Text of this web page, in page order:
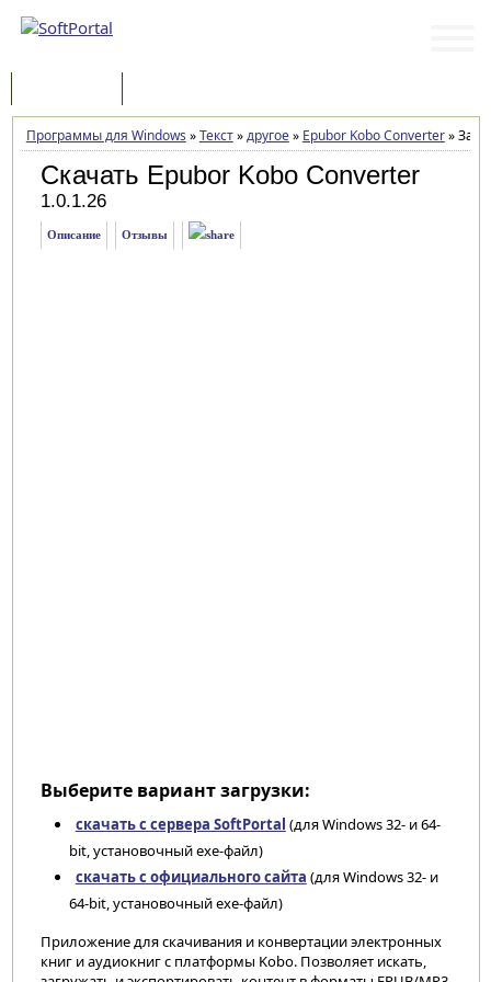
Программы для Windows »Текст»другое» Epubor Kobo Converter»
Скачать Epubor Kobo Converter
1.0.1.26
Описание Отзывы
Выберите вариант загрузки:
скачать с сервера SoftPortal (для Windows 32- и 64-
bit, установочный exe-файл)
скачать с официального сайта (для Windows 32- и
64-bit, установочный exe-файл)
Приложение для скачивания и конвертации электронных
книг и аудиокниг с платформы Kobo. Позволяет искать,